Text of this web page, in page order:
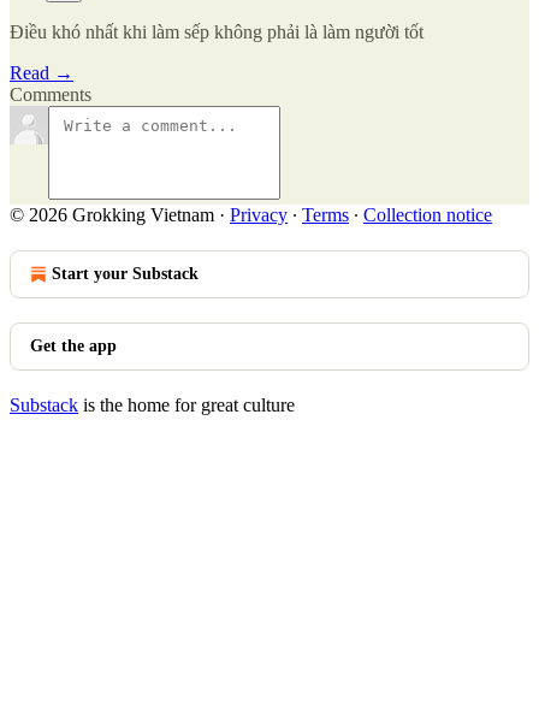
Điều khó nhất khi làm sếp không phải là làm người tốt
Read →
Comments
© 2026 Grokking Vietnam · Privacy ∙ Terms ∙ Collection notice
Start your Substack
Get the app
Substack is the home for great culture